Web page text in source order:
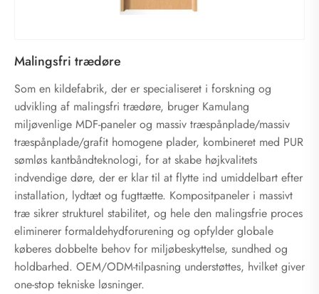
Malingsfri trædøre
Som en kildefabrik, der er specialiseret i forskning og
udvikling af malingsfri trædøre, bruger Kamulang
miljøvenlige MDF-paneler og massiv træspånplade/massiv
træspånplade/grafit homogene plader, kombineret med PUR
sømløs kantbåndteknologi, for at skabe højkvalitets
indvendige døre, der er klar til at flytte ind umiddelbart efter
installation, lydtæt og fugttætte. Kompositpaneler i massivt
træ sikrer strukturel stabilitet, og hele den malingsfrie proces
eliminerer formaldehydforurening og opfylder globale
køberes dobbelte behov for miljøbeskyttelse, sundhed og
holdbarhed. OEM/ODM-tilpasning understøttes, hvilket giver
one-stop tekniske løsninger.